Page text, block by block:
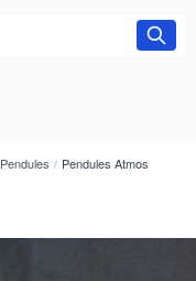
Pendules / Pendules Atmos